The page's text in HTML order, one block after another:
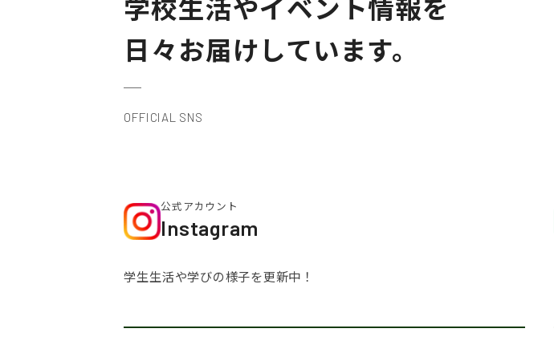
日々お届けしています。
OFFICIAL SNS
公式アカウント
Instagram
学生生活や学びの様子を更新中！